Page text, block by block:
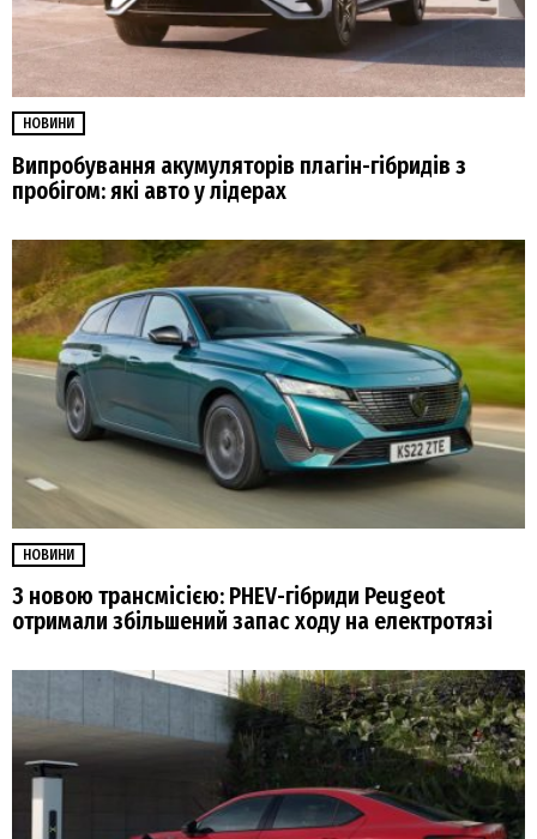
НОВИНИ
Випробування акумуляторів плагін-гібридів з
пробігом: які авто у лідерах
НОВИНИ
З новою трансмісією: PHEV-гібриди Peugeot
отримали збільшений запас ходу на електротязі